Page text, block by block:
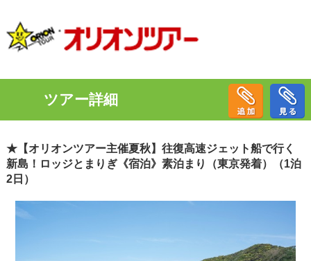
ツアー詳細
★【オリオンツアー主催夏秋】往復高速ジェット船で行く
新島！ロッジとまりぎ《宿泊》素泊まり（東京発着）（1泊
2日）